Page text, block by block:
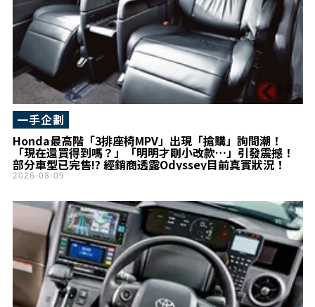
Honda最高階「3排座椅MPV」出現「搶購」詢問潮！
「現在還買得到嗎？」「明明才剛小改款…」引發震撼！
部分車型已完售!? 經銷商透露Odyssey目前真實狀況！
一手企劃
2026-08-09